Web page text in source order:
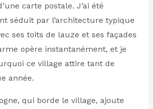
carte postale. J’ai été
séduit par l’architecture typique
ses toits de lauze et ses façades
opère instantanément, et je
ce village attire tant de
année.
qui borde le village, ajoute